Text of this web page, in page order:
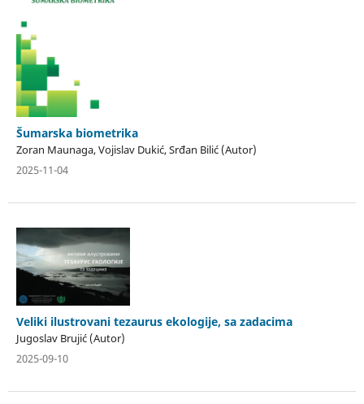
Šumarska biometrika
Zoran Maunaga, Vojislav Dukić, Srđan Bilić (Autor)
2025-11-04
Veliki ilustrovani tezaurus ekologije, sa zadacima
Jugoslav Brujić (Autor)
2025-09-10